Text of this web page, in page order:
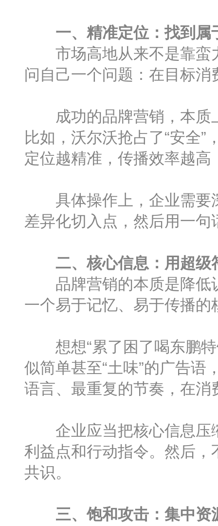
一、精准定位：找到属
市场高地从来不是靠蛮
问自己一个问题：在目标
成功的品牌营销，本质
比如，沃尔沃抢占了“安全”
定位越精准，传播效率越
具体操作上，企业需要
差异化切入点，然后用一句
二、核心信息：用超级
品牌营销的本质是降低
一个易于记忆、易于传播
想想“累了困了喝东鹏特
似简单甚至“土味”的广告
语言、最重复的节奏，在
企业应当把核心信息压
利益点和行动指令。然后
共识。
三、饱和攻击：集中资